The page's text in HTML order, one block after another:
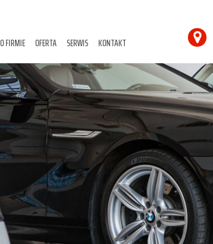
O FIRMIE OFERTA SERWIS KONTAKT